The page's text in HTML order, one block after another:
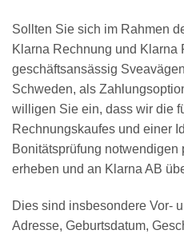
Sollten Sie sich im Rahmen
Klarna Rechnung und Klarna
geschäftsansässig
Schweden, als
willigen Sie ein, dass wir die
Rechnungskaufes und einer
Bonitätsprüfung
erheben und an Klarna AB
Dies sind insbesondere Vor-
Adresse, Geburtsdatum,